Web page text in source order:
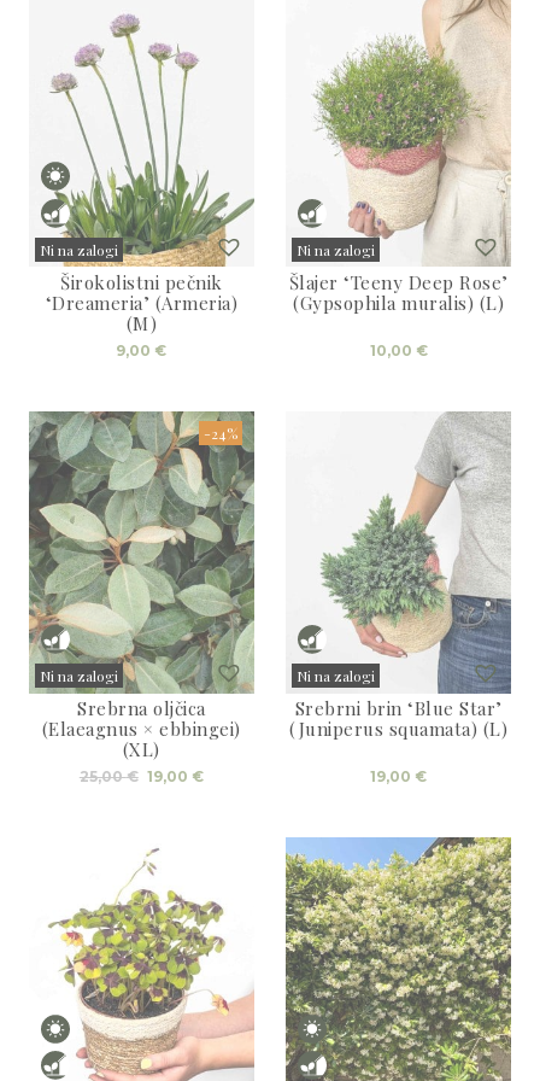
Ni na zalogi
Sold
Širokolistni pečnik
‘Dreameria’ (Armeria)
(M)
9,00 €
Ni na zalogi
Sold
Šlajer ‘Teeny Deep Rose’
(Gypsophila muralis) (L)
10,00 €
Ni na zalogi
-24%
Sold
Srebrna oljčica
(Elaeagnus × ebbingei)
(XL)
25,00€ Izvirna
cena
19,00 €Trenutna
Ni na zalogi
Sold
Srebrni brin ‘Blue Star’
(Juniperus squamata) (L)
19,00 €